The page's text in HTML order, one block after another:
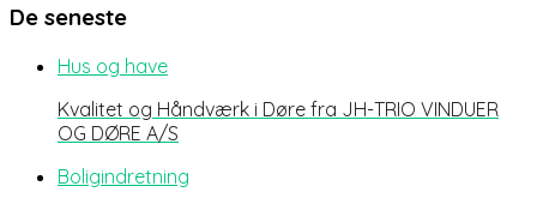
De seneste
Hus og have
Kvalitet og Håndværk i Døre fra JH-TRIO VINDUER
OG DØRE A/S
Boligindretning